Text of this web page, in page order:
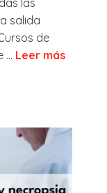
salida
de
... Leer más